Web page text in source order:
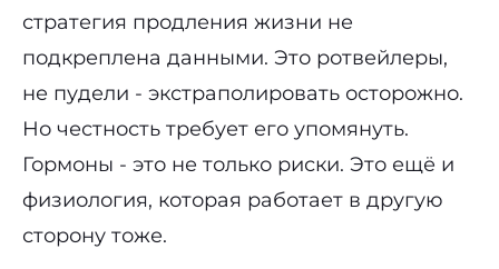
стратегия продления жизни не
подкреплена данными. Это ротвейлеры,
не пудели - экстраполировать осторожно.
Но честность требует его упомянуть.
Гормоны - это не только риски. Это ещё и
физиология, которая работает в другую
сторону тоже.